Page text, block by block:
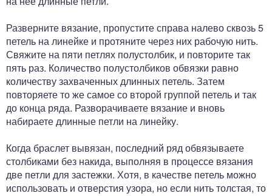
Разверните вязание, пропустите справа налево сквозь 5
петель на линейке и протяните через них рабочую нить.
Свяжите на пяти петлях полустолбик, и повторите так
пять раз. Количество полустолбиков обвязки равно
количеству захваченных длинных петель. Затем
повторяете то же самое со второй группой петель и так
до конца ряда. Разворачиваете вязание и вновь
набираете длинные петли на линейку.
Когда браслет вывязан, последний ряд обвязываете
столбиками без накида, выполняя в процессе вязания
две петли для застежки. Хотя, в качестве петель можно
использовать и отверстия узора, но если нить толстая, то